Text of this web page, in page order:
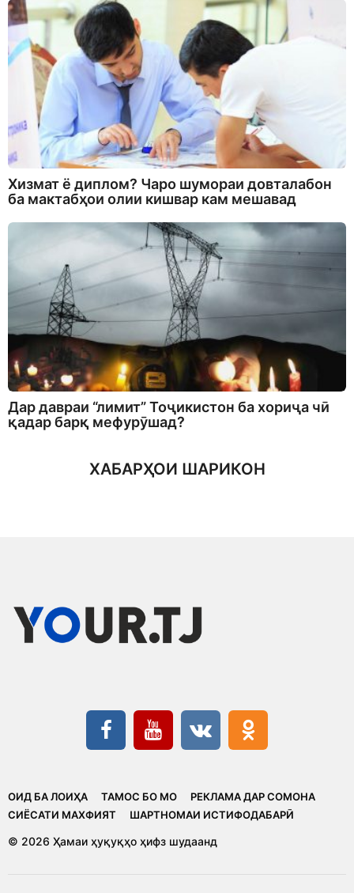
Хизмат ё диплом? Чаро шумораи довталабон
ба мактабҳои олии кишвар кам мешавад
Дар давраи “лимит” Тоҷикистон ба хориҷа чӣ
қадар барқ мефурӯшад?
ХАБАРҲОИ ШАРИКОН
ОИД БА ЛОИҲА ТАМОС БО МО
РЕКЛАМА ДАР СОМОНА
CИЁСАТИ МАХФИЯТ
ШАРТНОМАИ ИСТИФОДАБАРӢ
© 2026 Ҳамаи ҳуқуқҳо ҳифз шудаанд